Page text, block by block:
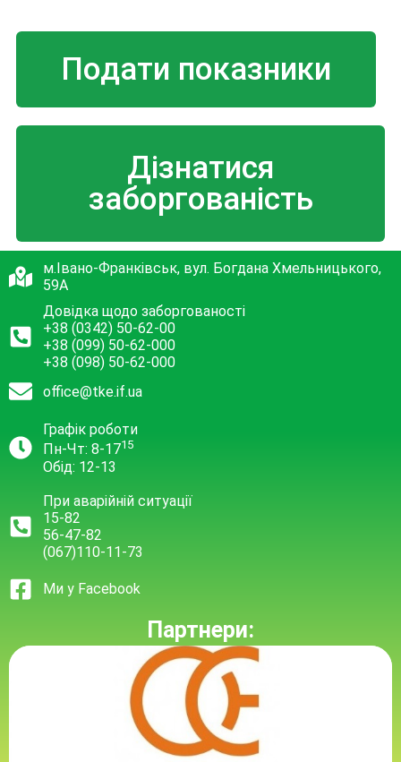
Подати показники
Дізнатися
заборгованість
м.Івано-Франківськ, вул. Богдана Хмельницького,
59А
Довідка щодо заборгованості
+38 (0342) 50-62-00
+38 (099) 50-62-000
+38 (098) 50-62-000
office@tke.if.ua
Графік роботи
Пн-Чт: 8-1715
Обід: 12-13
При аварійній ситуації
15-82
56-47-82
(067)110-11-73
Ми у Facebook
Партнери: